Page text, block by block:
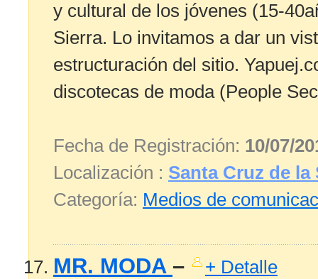
y cultural de los jóvenes (15-
Sierra. Lo invitamos a dar un
estructuración del sitio.
discotecas de moda (People
Fecha de Registración: 10/07/
Localización : Santa Cruz de la
Categoría: Medios de
MR. MODA – + Detalle